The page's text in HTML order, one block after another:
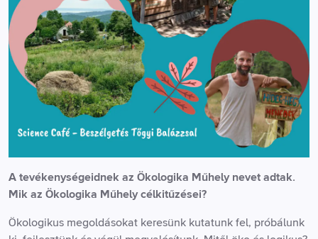
A tevékenységeidnek az Ökologika Műhely nevet adtak.
Mik az Ökologika Műhely célkitűzései?
Ökologikus megoldásokat keresünk kutatunk fel, próbálunk